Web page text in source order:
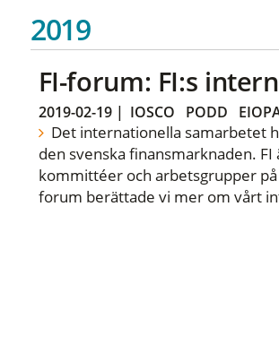
2019
FI-forum: FI:s
2019-02-19| IOSCO PODD
Det internationella samarbetet
den svenska finansmarknaden.
kommittéer och arbetsgrupper
forum berättade vi mer om vårt